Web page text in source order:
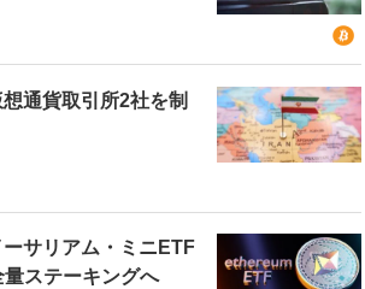
通貨取引所2社を制
サリアム・ミニETF
ステーキングへ